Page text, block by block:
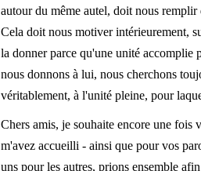
autour du même autel, doit nous remplir
Cela doit nous motiver intérieurement,
la donner parce qu'une unité accomplie
nous donnons à lui, nous cherchons
véritablement, à l'unité pleine, pour
Chers amis, je souhaite encore une fois
m'avez accueilli - ainsi que pour vos
uns pour les autres, prions ensemble